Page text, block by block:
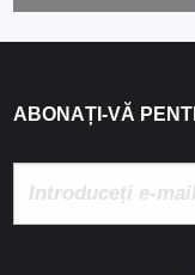
ABONAȚI-VĂ